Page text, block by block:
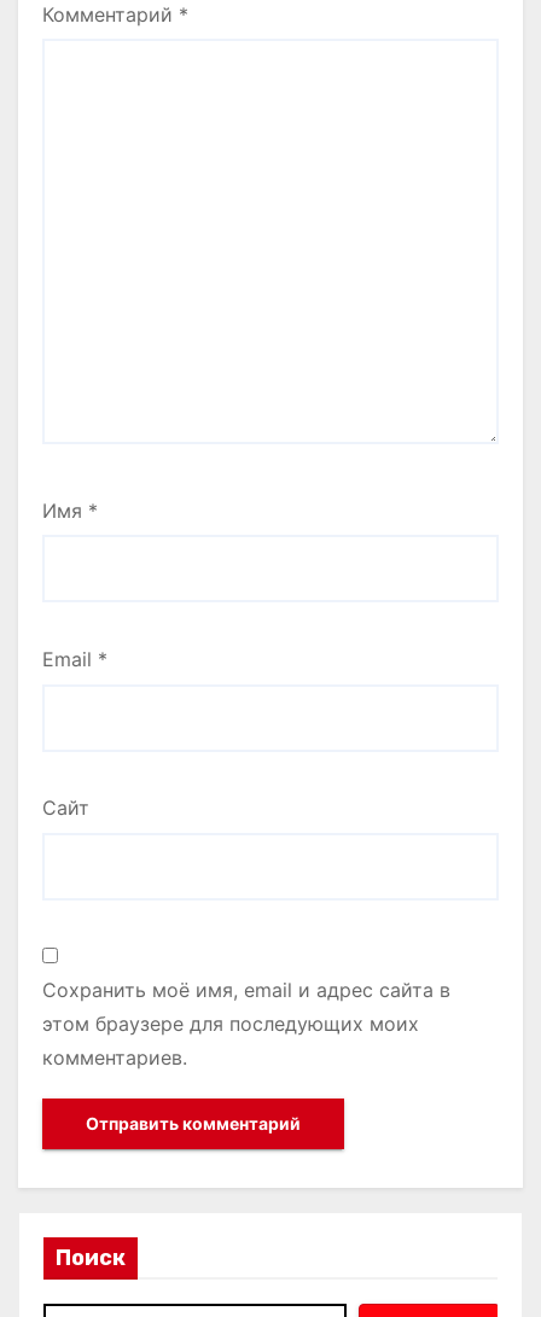
Комментарий *
Имя *
Email *
Сайт
Сохранить моё имя, email и адрес сайта в
этом браузере для последующих моих
комментариев.
Поиск